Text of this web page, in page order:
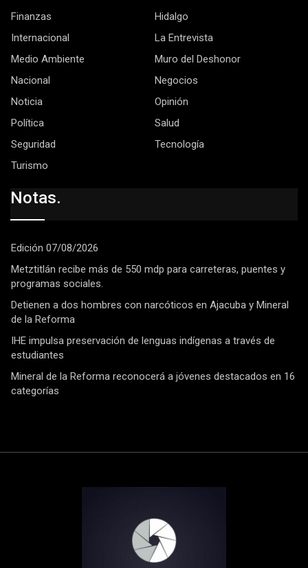
Finanzas
Hidalgo
Internacional
La Entrevista
Medio Ambiente
Muro del Deshonor
Nacional
Negocios
Noticia
Opinión
Política
Salud
Seguridad
Tecnología
Turismo
Notas.
Edición 07/08/2026
Metztitlán recibe más de 550 mdp para carreteras, puentes y
programas sociales.
Detienen a dos hombres con narcóticos en Ajacuba y Mineral
de la Reforma
IHE impulsa preservación de lenguas indígenas a través de
estudiantes
Mineral de la Reforma reconocerá a jóvenes destacados en 16
categorías